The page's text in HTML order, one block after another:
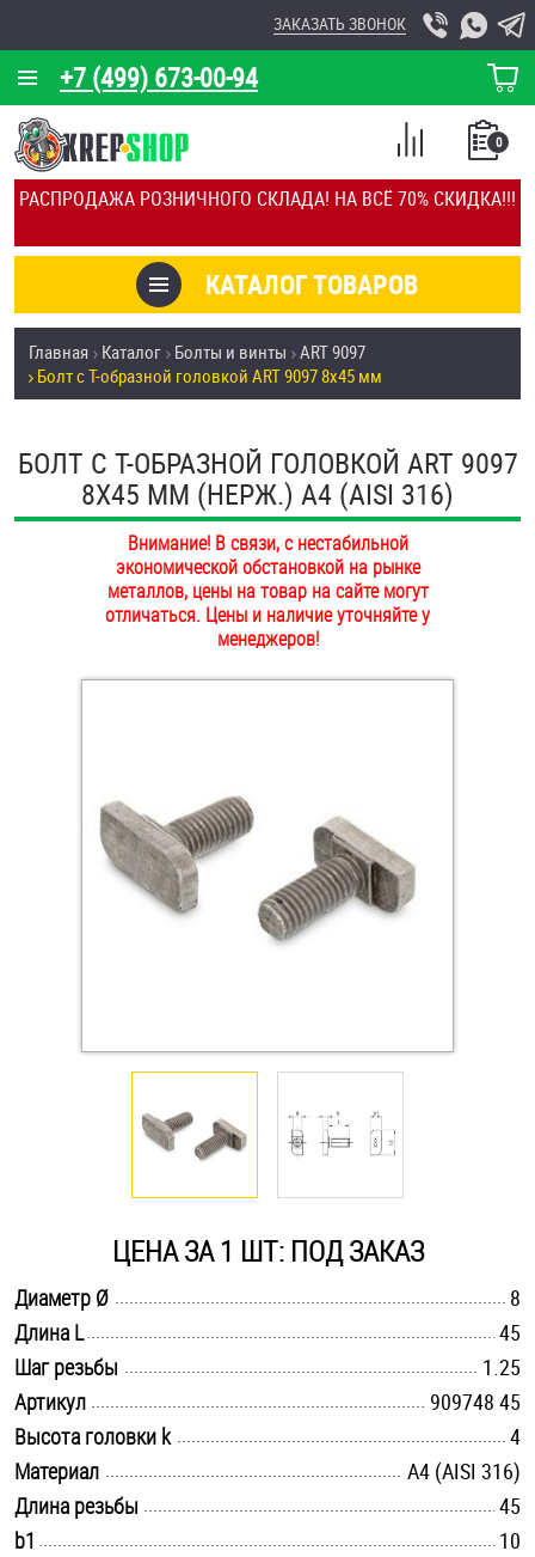
РАСПРОДАЖА РОЗНИЧНОГО СКЛАДА! НА ВСЁ 70% СКИДКА!!!
+7 (499) 673-00-94
ЗАКАЗАТЬ ЗВОНОК
КОРЗИНА
О КОМПАНИИ
КАЛЬКУЛЯТОР
ОТЗЫВЫ
УСЛУГИ
СКИДКИ
ОПТ
ПОКУПАТЕЛЯМ
ОПЛАТА И ДОСТАВКА
НАШИ МАГАЗИНЫ
КАТАЛОГ ТОВАРОВ
0
СПИСОК
СРАВНЕНИЕ
Товары со скидкой
Анкеры
Антивандальный крепёж, инструмент
Болты и винты
Втулки
Заклепки (Гайки-Заклепки)
Инструмент
Крюки, кольца с шурупной резьбой
Оснастка и аксессуары для яхт
Саморезы и шурупы
Стопорные кольца
Такелаж
Хомуты
Главная Каталог Болты и винты ART 9097
Болт с Т-образной головкой ART 9097 8х45 мм
БОЛТ С Т-ОБРАЗНОЙ ГОЛОВКОЙ ART 9097
8Х45 ММ (НЕРЖ.) A4 (AISI 316)
Внимание! В связи, с нестабильной
экономической обстановкой на рынке
металлов, цены на товар на сайте могут
отличаться. Цены и наличие уточняйте у
менеджеров!
ЦЕНА ЗА 1 ШТ: ПОД ЗАКАЗ
Диаметр Ø
8
Длина L
45
Шаг резьбы
1.25
Артикул
909748 45
Высота головки k
4
Материал
A4 (AISI 316)
Длина резьбы
45
b1
10